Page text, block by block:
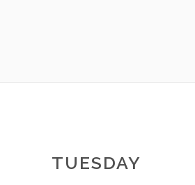
TUESDAY